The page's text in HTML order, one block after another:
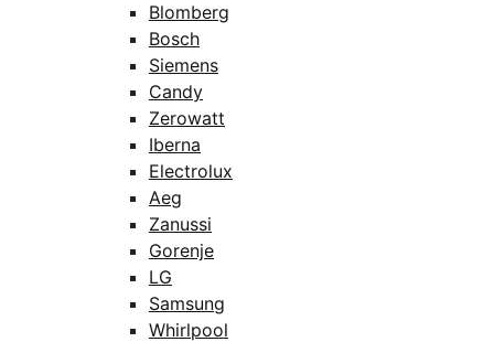
Blomberg
Bosch
Siemens
Candy
Zerowatt
Iberna
Electrolux
Aeg
Zanussi
Gorenje
LG
Samsung
Whirlpool